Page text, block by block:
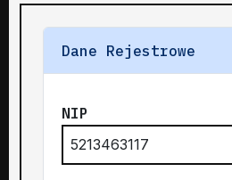
Dane Rejestrowe
NIP
5213463117